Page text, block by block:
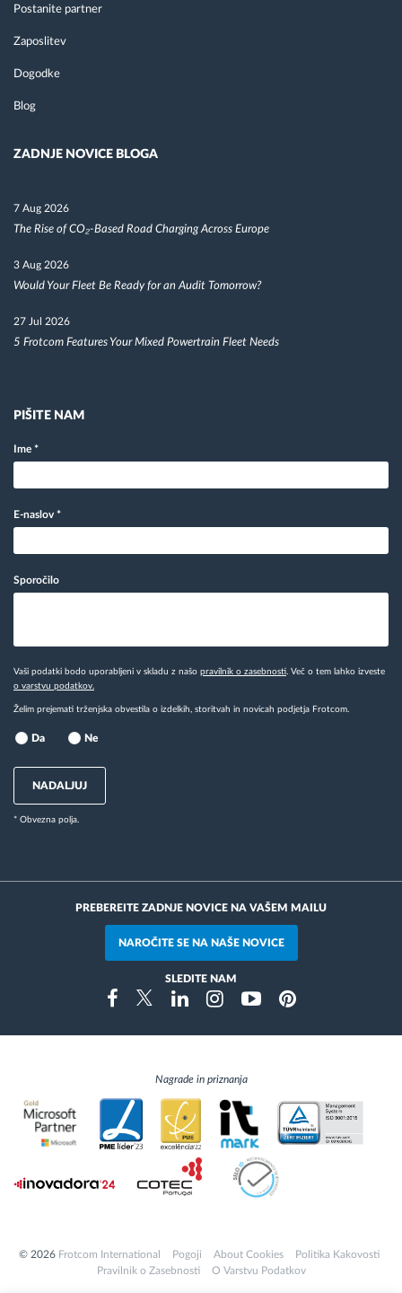
Postanite partner
Zaposlitev
Dogodke
Blog
ZADNJE NOVICE BLOGA
7 Aug 2026
The Rise of CO₂-Based Road Charging Across Europe
3 Aug 2026
Would Your Fleet Be Ready for an Audit Tomorrow?
27 Jul 2026
5 Frotcom Features Your Mixed Powertrain Fleet Needs
PIŠITE NAM
Ime *
E-naslov *
Sporočilo
Vaši podatki bodo uporabljeni v skladu z našo pravilnik o zasebnosti . Več o tem lahko izveste
o varstvu podatkov.
Želim prejemati trženjska obvestila o izdelkih, storitvah in novicah podjetja Frotcom.
Da Ne
NADALJUJ
* Obvezna polja.
PREBEREITE ZADNJE NOVICE NA VAŠEM MAILU
NAROČITE SE NA NAŠE NOVICE
SLEDITE NAM
FacebookTwitterLinkedinInstragramYoutubePinterest
Nagrade in priznanja
© 2026 Frotcom International Pogoji About Cookies
Politika Kakovosti
Pravilnik o Zasebnosti
O Varstvu Podatkov